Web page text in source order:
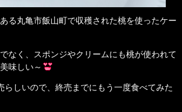
る丸亀市飯山町で収穫された桃を使ったケー
なく、スポンジやクリームにも桃が使われて
味しい～
らしいので、終売までにもう一度食べてみた